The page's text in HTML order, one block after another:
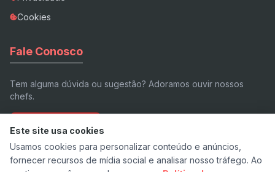
Cookies
Fale Conosco
Tem alguma dúvida ou sugestão? Adoramos ouvir nossos
chefs.
Enviar E-mail
Este site usa cookies
Usamos cookies para personalizar conteúdo e anúncios,
fornecer recursos de mídia social e analisar nosso tráfego. Ao